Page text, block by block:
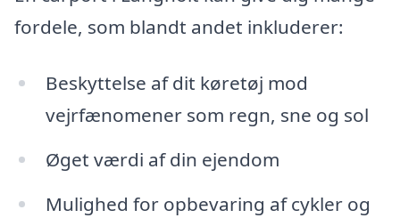
fordele, som blandt andet inkluderer:
Beskyttelse af dit køretøj mod
vejrfænomener som regn, sne og sol
Øget værdi af din ejendom
Mulighed for opbevaring af cykler og